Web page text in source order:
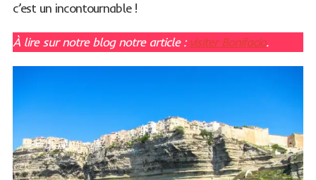
c’est un incontournable !
À lire sur notre blog notre article :visiter Bonifacio.